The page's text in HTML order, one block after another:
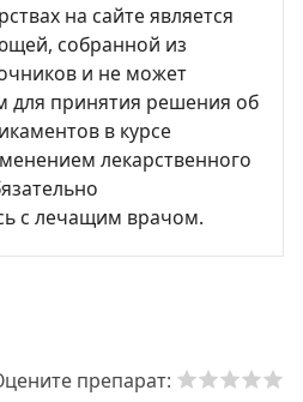
на сайте является
собранной из
и не может
для принятия решения об
в курсе
лекарственного
с лечащим врачом.
препарат: